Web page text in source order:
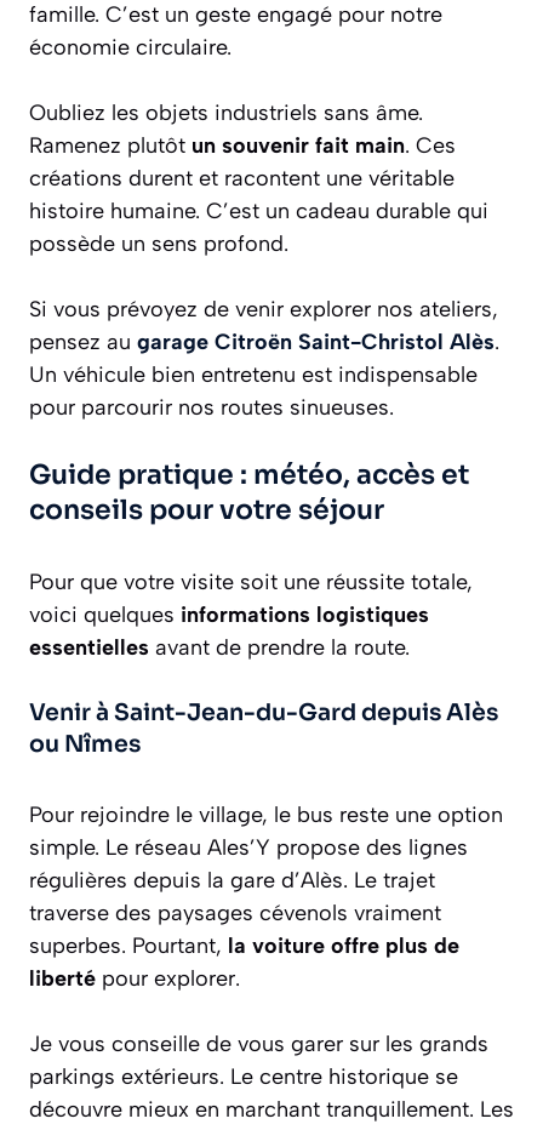
famille. C’est un geste engagé pour notre
économie circulaire.
Oubliez les objets industriels sans âme.
Ramenez plutôt un souvenir fait main. Ces
créations durent et racontent une véritable
histoire humaine. C’est un cadeau durable qui
possède un sens profond.
Si vous prévoyez de venir explorer nos ateliers,
pensez au garage Citroën Saint-Christol Alès.
Un véhicule bien entretenu est indispensable
pour parcourir nos routes sinueuses.
Guide pratique : météo, accès et
conseils pour votre séjour
Pour que votre visite soit une réussite totale,
voici quelques informations logistiques
essentielles avant de prendre la route.
Venir à Saint-Jean-du-Gard depuis Alès
ou Nîmes
Pour rejoindre le village, le bus reste une option
simple. Le réseau Ales’Y propose des lignes
régulières depuis la gare d’Alès. Le trajet
traverse des paysages cévenols vraiment
superbes. Pourtant, la voiture offre plus de
liberté pour explorer.
Je vous conseille de vous garer sur les grands
parkings extérieurs. Le centre historique se
découvre mieux en marchant tranquillement. Les